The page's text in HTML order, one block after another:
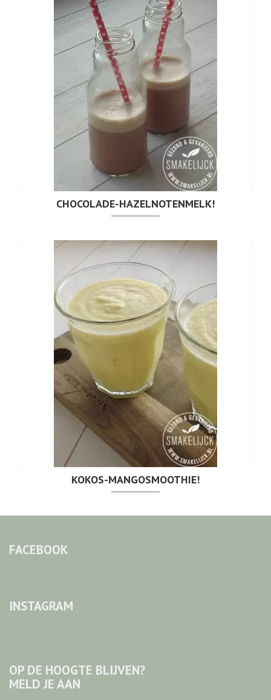
CHOCOLADE-HAZELNOTENMELK!
KOKOS-MANGOSMOOTHIE!
FACEBOOK
INSTAGRAM
OP DE HOOGTE BLIJVEN?
MELD JE AAN